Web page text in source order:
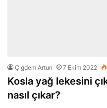
Çiğdem Artun 7 Ekim 2022
Kosla yağ lekesini
nasıl çıkar?